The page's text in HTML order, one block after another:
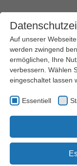
Startseite
Praxishilfen
Auf unserer
werden zwingend
ermöglichen, Ihre
verbessern. Wählen
eingeschaltet lassen
Essentiell